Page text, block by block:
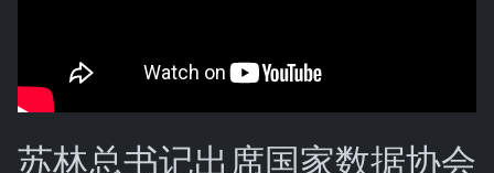
苏林总书记出席国家数据协会